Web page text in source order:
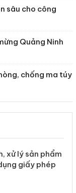
sâu cho công
Quảng Ninh
chống ma túy
xử lý sản phẩm
giấy phép